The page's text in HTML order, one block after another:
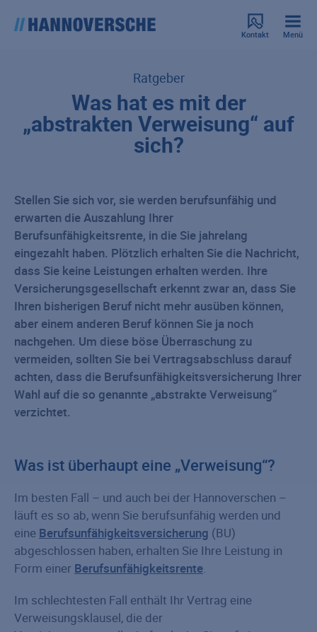
Kontakt Menü
Ratgeber
Was hat es mit der
„abstrakten Verweisung“ auf
sich?
Stellen Sie sich vor, sie werden berufsunfähig und
erwarten die Auszahlung Ihrer
Berufsunfähigkeitsrente, in die Sie jahrelang
eingezahlt haben. Plötzlich erhalten Sie die Nachricht,
dass Sie keine Leistungen erhalten werden. Ihre
Versicherungsgesellschaft erkennt zwar an, dass Sie
Ihren bisherigen Beruf nicht mehr ausüben können,
aber einem anderen Beruf können Sie ja noch
nachgehen. Um diese böse Überraschung zu
vermeiden, sollten Sie bei Vertragsabschluss darauf
achten, dass die Berufsunfähigkeitsversicherung Ihrer
Wahl auf die so genannte „abstrakte Verweisung“
verzichtet.
Was ist überhaupt eine „Verweisung“?
Im besten Fall – und auch bei der Hannoverschen –
läuft es so ab, wenn Sie berufsunfähig werden und
eine Berufsunfähigkeitsversicherung (BU)
abgeschlossen haben, erhalten Sie Ihre Leistung in
Form einer Berufsunfähigkeitsrente.
Im schlechtesten Fall enthält Ihr Vertrag eine
Verweisungsklausel, die der